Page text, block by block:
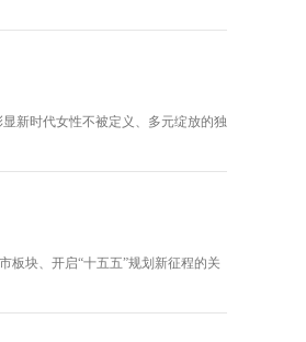
新时代女性不被定义、多元绽放的独
板块、开启“十五五”规划新征程的关